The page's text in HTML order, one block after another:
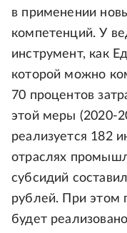
в применении
компетенций. У
инструмент, как
которой можно
70 процентов
этой меры (2020-
реализуется 182
отраслях
субсидий
рублей. При этом
будет